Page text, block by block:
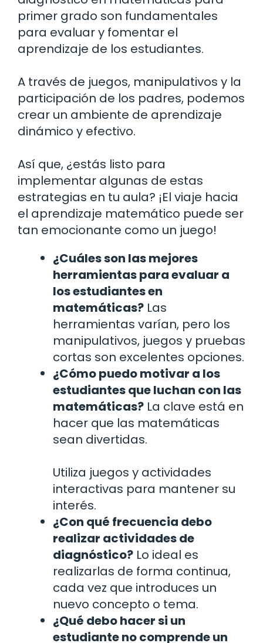
primer grado son fundamentales
para evaluar y fomentar el
aprendizaje de los estudiantes.
A través de juegos, manipulativos y la
participación de los padres, podemos
crear un ambiente de aprendizaje
dinámico y efectivo.
Así que, ¿estás listo para
implementar algunas de estas
estrategias en tu aula? ¡El viaje hacia
el aprendizaje matemático puede ser
tan emocionante como un juego!
¿Cuáles son las mejores
herramientas para evaluar a
los estudiantes en
matemáticas? Las
herramientas varían, pero los
manipulativos, juegos y pruebas
cortas son excelentes opciones.
¿Cómo puedo motivar a los
estudiantes que luchan con las
matemáticas? La clave está en
hacer que las matemáticas
sean divertidas.
Utiliza juegos y actividades
interactivas para mantener su
interés.
¿Con qué frecuencia debo
realizar actividades de
diagnóstico? Lo ideal es
realizarlas de forma continua,
cada vez que introduces un
nuevo concepto o tema.
¿Qué debo hacer si un
estudiante no comprende un